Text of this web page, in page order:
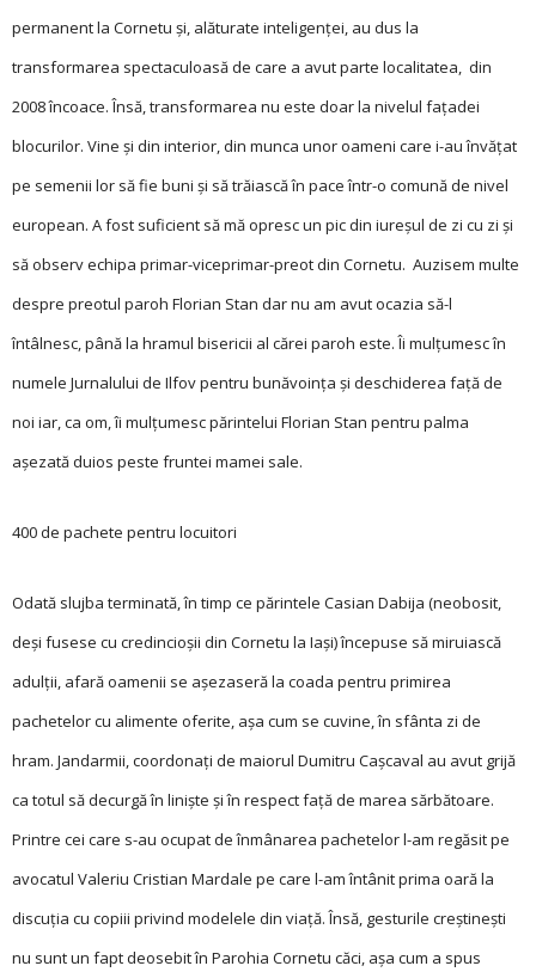
permanent la Cornetu şi, alăturate inteligenţei, au dus la
transformarea spectaculoasă de care a avut parte localitatea, din
2008 încoace. Însă, transformarea nu este doar la nivelul faţadei
blocurilor. Vine şi din interior, din munca unor oameni care i-au învăţat
pe semenii lor să fie buni şi să trăiască în pace într-o comună de nivel
european. A fost suficient să mă opresc un pic din iureşul de zi cu zi şi
să observ echipa primar-viceprimar-preot din Cornetu. Auzisem multe
despre preotul paroh Florian Stan dar nu am avut ocazia să-l
întâlnesc, până la hramul bisericii al cărei paroh este. Îi mulţumesc în
numele Jurnalului de Ilfov pentru bunăvoinţa şi deschiderea faţă de
noi iar, ca om, îi mulţumesc părintelui Florian Stan pentru palma
aşezată duios peste fruntei mamei sale.
400 de pachete pentru locuitori
Odată slujba ter­minată, în timp ce părintele Casian Dabija (neobosit,
deși fusese cu credincioșii din Cornetu la Iași) începuse să miruiască
adulţii, afară oamenii se așezaseră la coada pentru primirea
pachetelor cu alimente oferite, așa cum se cuvine, în sfânta zi de
hram. Jandarmii, coordonaţi de maiorul Dumitru Cașcaval au avut grijă
ca totul să decurgă în liniște și în respect faţă de marea sărbătoare.
Printre cei care s-au ocupat de înmânarea pachetelor l-am regăsit pe
avocatul Valeriu Cristian Mardale pe care l-am întânit prima oară la
discuţia cu copiii privind modelele din viaţă. Însă, gesturile creș­tinești
nu sunt un fapt deosebit în Parohia Cornetu căci, așa cum a spus